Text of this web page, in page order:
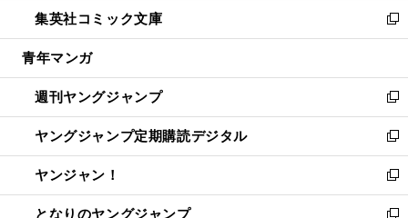
く
で
開
ド
ウ
開
く
ィ
ン
ウ
で
開
く
い
ウ
ン
ド
ウ
で
開
く
集英社コミック文庫
新
し
ウ
ィ
ン
ド
ウ
で
開
く
青年マンガ
週刊ヤングジャンプ
新
し
い
ウ
ィ
ン
ヤングジャンプ定期購読デジタル
新
し
い
ウ
ヤンジャン！
新
し
となりのヤングジャンプ